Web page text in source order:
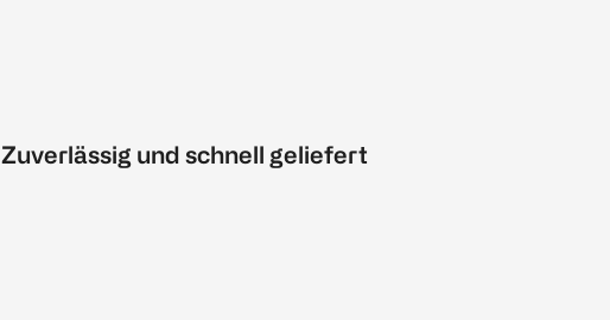
Zuverlässig und schnell geliefert